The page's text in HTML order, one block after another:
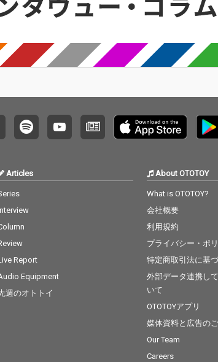
Articles
Report
Equipment
週のオトトイ
About OTOTOY
What is OTOTOY?
会社概要
利用規約
プライバシー・ポ
特定商取引法に基
外部データ連携し
いて
OTOTOYアプリ
媒体資料と広告の
Our Team
Careers